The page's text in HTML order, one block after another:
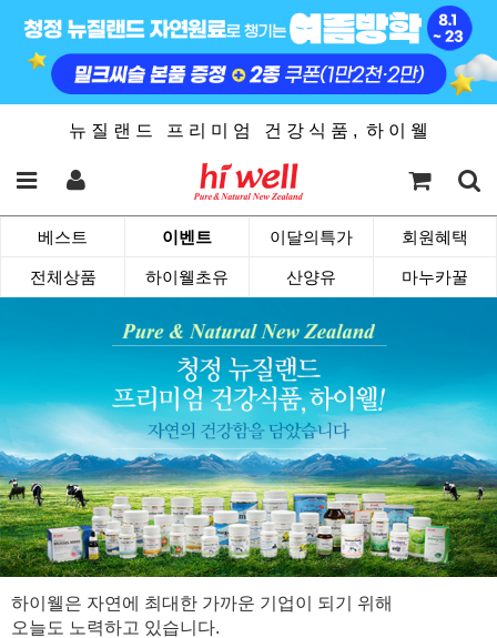
뉴 질 랜 드 프 리 미 엄 건 강 식 품 , 하 이 웰
베스트 이벤트 이달의특가 회원혜택
전체상품 하이웰초유 산양유 마누카꿀
하이웰은 자연에 최대한 가까운 기업이 되기 위해
오늘도 노력하고 있습니다.